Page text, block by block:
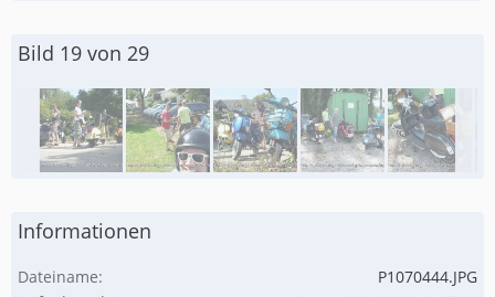
Bild 19 von 29
Informationen
Dateiname
P1070444.JPG